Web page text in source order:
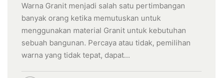
Warna Granit menjadi salah satu pertimbangan
banyak orang ketika memutuskan untuk
menggunakan material Granit untuk kebutuhan
sebuah bangunan. Percaya atau tidak, pemilihan
warna yang tidak tepat, dapat…